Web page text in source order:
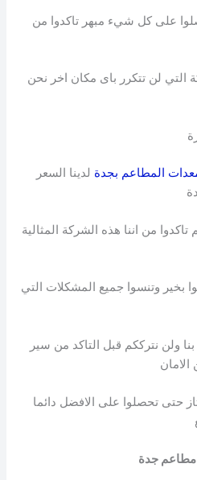
على كل شيء مبهر تاكدوا من
التي لن تتكرر باى مكان اخر نحن
المطاعم بجدة لدينا السعر
من اننا هذه الشركة المثالية
بخير وتنسوا جميع المشكلات التي
ولن نترككم قبل التاكد من سير
الامان
حتى تحصلوا على الافضل دائما
جدة